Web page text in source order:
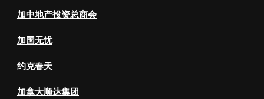
加中地产投资总商会
加国无忧
约克春天
加拿大顺达集团